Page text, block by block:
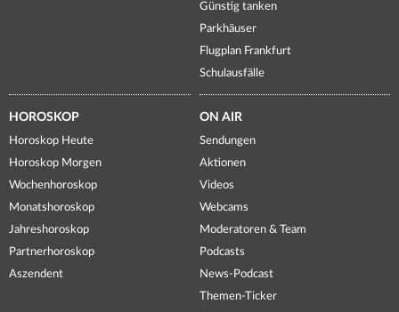
Günstig tanken
Parkhäuser
Flugplan Frankfurt
Schulausfälle
HOROSKOP
Horoskop Heute
Horoskop Morgen
Wochenhoroskop
Monatshoroskop
Jahreshoroskop
Partnerhoroskop
Aszendent
ON AIR
Sendungen
Aktionen
Videos
Webcams
Moderatoren & Team
Podcasts
News-Podcast
Themen-Ticker